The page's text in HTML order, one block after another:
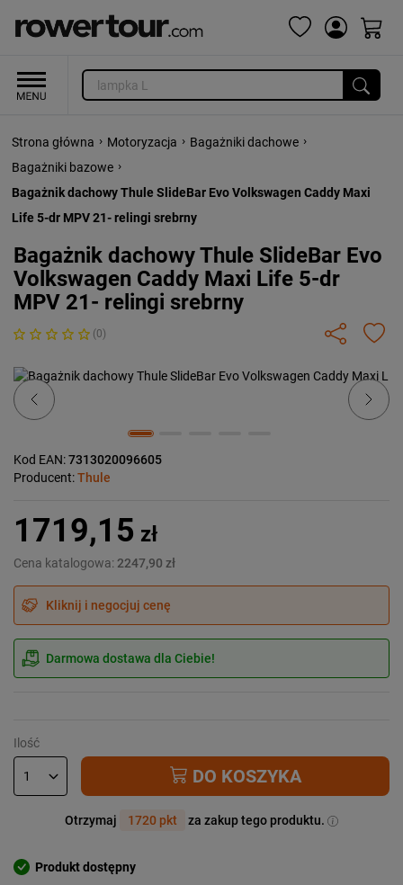
Strona główna › Motoryzacja › Bagażniki dachowe ›
Bagażniki bazowe ›
Bagażnik dachowy Thule SlideBar Evo Volkswagen Caddy Maxi
Life 5-dr MPV 21- relingi srebrny
Bagażnik dachowy Thule SlideBar Evo
Volkswagen Caddy Maxi Life 5-dr
MPV 21- relingi srebrny
(0)
Previous Next
Kod EAN:7313020096605
Producent:Thule
1719,15 zł
Cena katalogowa: 2247,90 zł
Kliknij i negocjuj cenę
Darmowa dostawa dla Ciebie!
Ilość
DO KOSZYKA
Otrzymaj 1720 pkt za zakup tego produktu.
Produkt dostępny